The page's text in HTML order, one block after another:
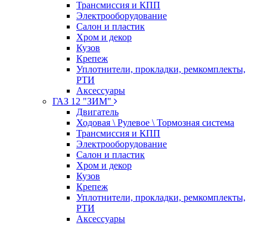
Трансмиссия и КПП
Электрооборудование
Салон и пластик
Хром и декор
Кузов
Крепеж
Уплотнители, прокладки, ремкомплекты,
РТИ
Аксессуары
ГАЗ 12 "ЗИМ"
Двигатель
Ходовая \ Рулевое \ Тормозная система
Трансмиссия и КПП
Электрооборудование
Салон и пластик
Хром и декор
Кузов
Крепеж
Уплотнители, прокладки, ремкомплекты,
РТИ
Аксессуары